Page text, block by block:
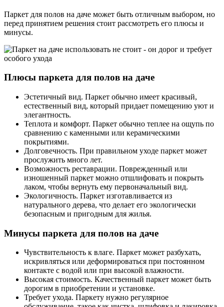
Паркет для полов на даче может быть отличным выбором, но
перед принятием решения стоит рассмотреть его плюсы и
минусы.
Плюсы паркета для полов на даче
Эстетичный вид. Паркет обычно имеет красивый,
естественный вид, который придает помещению уют и
элегантность.
Теплота и комфорт. Паркет обычно теплее на ощупь по
сравнению с каменными или керамическими
покрытиями.
Долговечность. При правильном уходе паркет может
прослужить много лет.
Возможность реставрации. Поврежденный или
изношенный паркет можно отшлифовать и покрыть
лаком, чтобы вернуть ему первоначальный вид.
Экологичность. Паркет изготавливается из
натурального дерева, что делает его экологически
безопасным и пригодным для жилья.
Минусы паркета для полов на даче
Чувствительность к влаге. Паркет может разбухать,
искривляться или деформироваться при постоянном
контакте с водой или при высокой влажности.
Высокая стоимость. Качественный паркет может быть
дорогим в приобретении и установке.
Требует ухода. Паркету нужно регулярное